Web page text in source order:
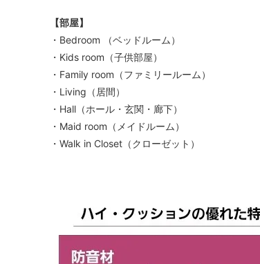
【部屋】
・Bedroom （ベッドルーム）
・Kids room（子供部屋）
・Family room（ファミリールーム）
・Living（居間）
・Hall（ホール・玄関・廊下）
・Maid room（メイドルーム）
・Walk in Closet（クローゼット）